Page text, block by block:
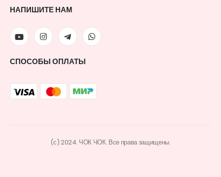
НАПИШИТЕ НАМ
СПОСОБЫ ОПЛАТЫ
(с) 2024. ЧОК ЧОК. Все права защищены.